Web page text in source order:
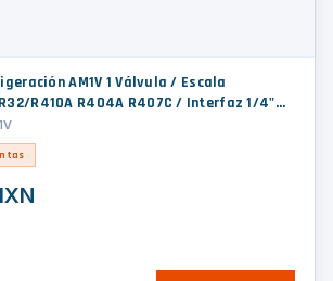
AM1V 1 Válvula / Escala
R410A R404A R407C / Interfaz 1/4"
mm / Rango de Presión -30 inHg - 500
Resistente a Impactos